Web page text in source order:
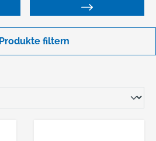
Produkte filtern